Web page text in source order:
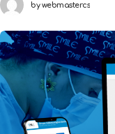
cualquier momento
bywebmastercs